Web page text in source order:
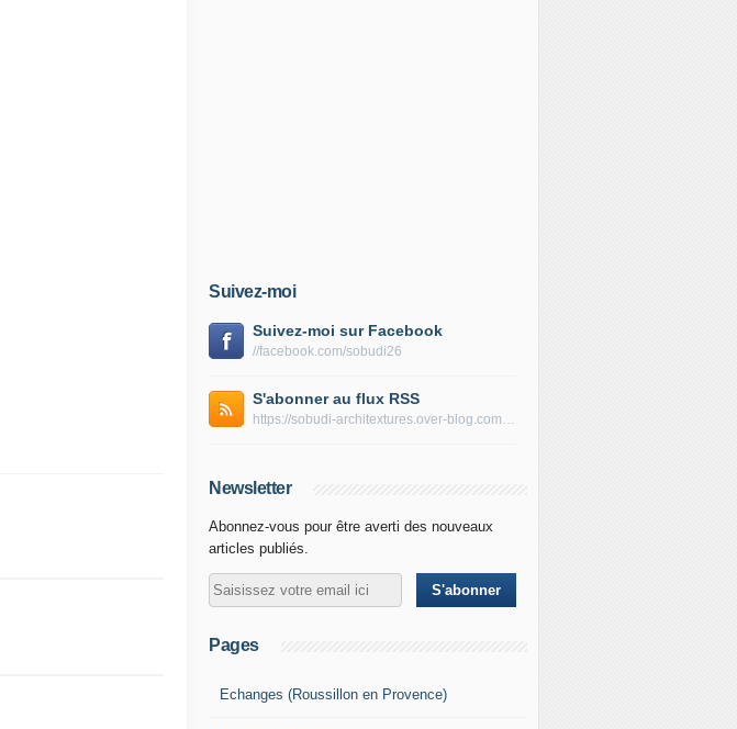
Suivez-moi
Suivez-moi sur Facebook
//facebook.com/sobudi26
S'abonner au flux RSS
https://sobudi-architextures.over-blog.com/rss
Newsletter
Abonnez-vous pour être averti des nouveaux
articles publiés.
Pages
Echanges (Roussillon en Provence)